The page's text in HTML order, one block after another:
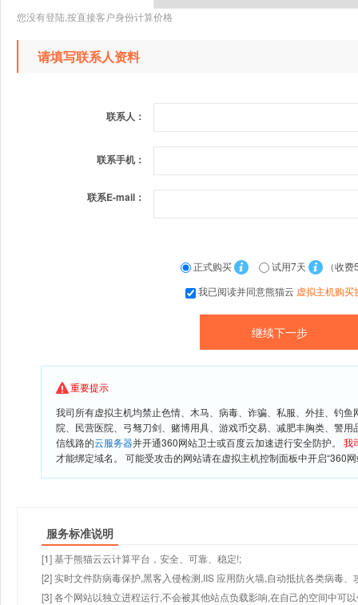
您没有登陆,按直接客户身份计算价格
请填写联系人资料
联系人：
联系手机：
联系E-mail：
正式购买 试用7天
（收费
我已阅读并同意熊猫云 虚拟主机购买
重要提示
我司所有虚拟主机均禁止色情、木马、病毒、诈骗、私服、外挂、钓
院、民营医院、弓驽刀剑、赌博用具、游戏币交易、减肥丰胸类、警
信线路的云服务器并开通360网站卫士或百度云加速进行安全防护。 我
才能绑定域名。 可能受攻击的网站请在虚拟主机控制面板中开启“360
服务标准说明
[1] 基于熊猫云云计算平台，安全、可靠、稳定!;
[2] 实时文件防病毒保护,黑客入侵检测,IIS 应用防火墙,自动抵抗各类病毒、
[3] 各个网站以独立进程运行,不会被其他站点负载影响,在自己的空间中可